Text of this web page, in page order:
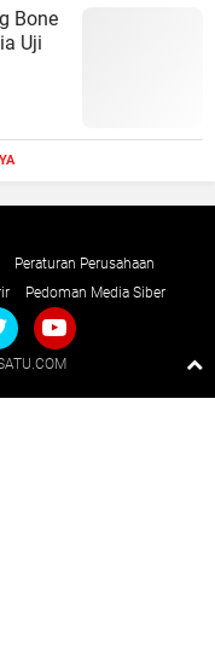
Bone
Uji
Peraturan Perusahaan
Pedoman Media Siber
Raushan